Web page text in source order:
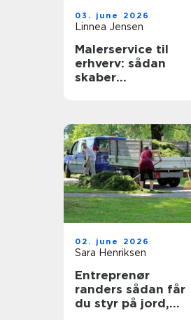
03. june 2026
Linnea Jensen
Malerservice til
erhverv: sådan
skaber
02. june 2026
Sara Henriksen
Entreprenør
randers sådan får
du styr på jord,